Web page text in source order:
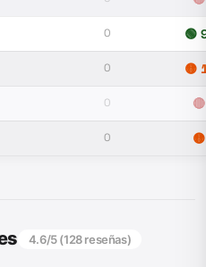
0 🟢
0 🟡
0 🔴
0 🟡
4.6/5 (128reseñas)